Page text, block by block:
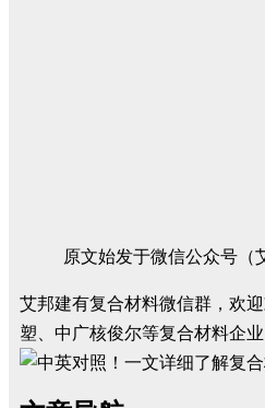
原文始发于微信公众号（
艾邦建有复合材料微信群，欢
塑、中广核俊尔等复合材料企